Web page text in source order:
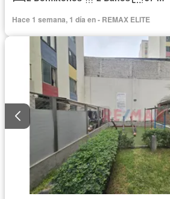
Hace 1 semana, 1 día en - REMAX ELITE